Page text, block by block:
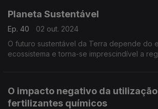
Planeta Sustentável
Ep. 40
02 out. 2024
O futuro sustentável da Terra depende do
ecossistema e torna-se imprescindível a
O impacto negativo da
fertilizantes químicos